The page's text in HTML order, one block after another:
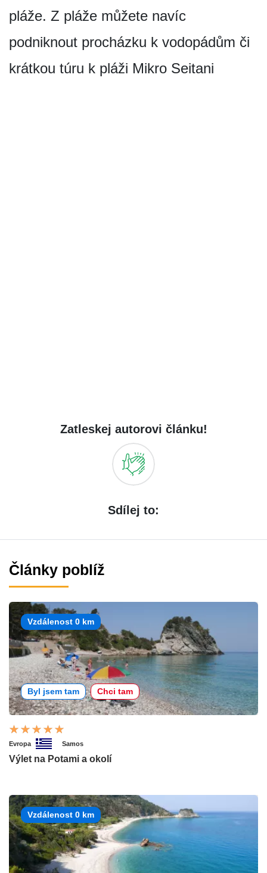
pláže. Z pláže můžete navíc
podniknout procházku k vodopádům či
krátkou túru k pláži Mikro Seitani
Zatleskej autorovi článku!
Sdílej to:
Články poblíž
Vzdálenost 0 km
Byl jsem tam Chci tam
Evropa Samos
Výlet na Potami a okolí
Vzdálenost 0 km